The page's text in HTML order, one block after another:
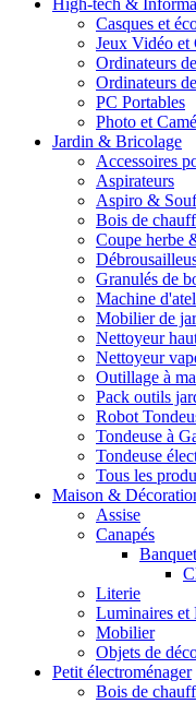
Casques et
Jeux Vidéo et
Ordinateurs
Ordinateurs
PC Portables
Photo et
Jardin & Bricolage
Accessoires
Aspirateurs
Aspiro &
Bois de
Coupe herbe
Granulés de
Machine
Mobilier de
Nettoyeur
Nettoyeur
Outillage à
Pack outils
Robot
Tondeuse à
Tondeuse
Tous les
Maison &
Assise
Canapés
Literie
Luminaires et
Mobilier
Objets de
Petit électroménager
Bois de